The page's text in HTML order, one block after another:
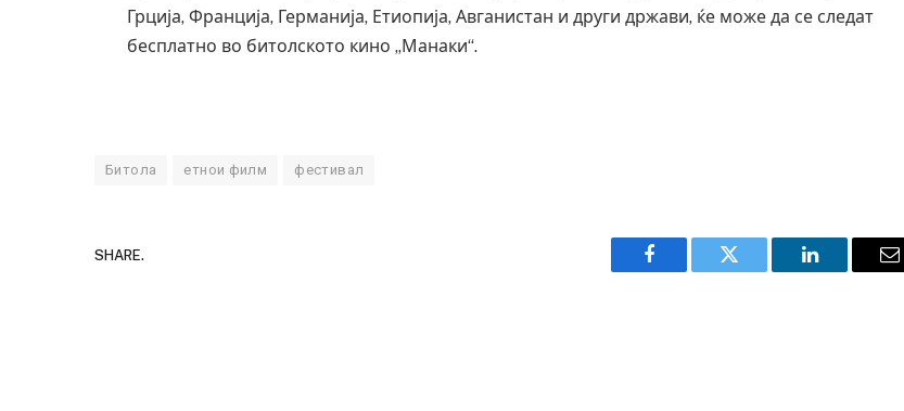
Грција, Франција, Германија, Етиопија, Авганистан и други држави, ќе може да се следат
бесплатно во битолското кино „Манаки“.
Битола етнои филм фестивал
SHARE.
Facebook Twitter LinkedIn
Најмалку